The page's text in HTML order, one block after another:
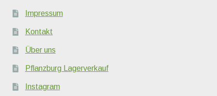
Impressum
Kontakt
Über uns
Pflanzburg Lagerverkauf
Instagram